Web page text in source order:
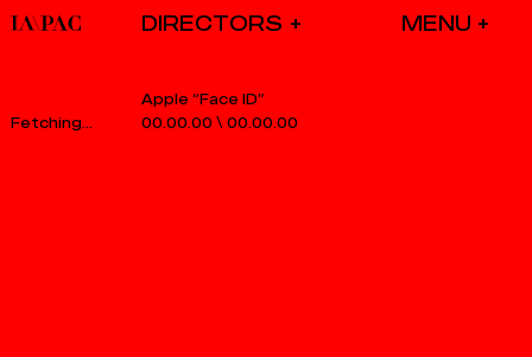
DIRECTORS
00.00.00 \ 00.00.00
Apple “Face ID”